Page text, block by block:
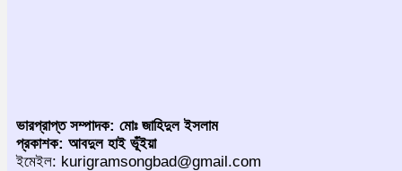
ভারপ্রাপ্ত সম্পাদক: মোঃ জাহিদুল ইসলাম
প্রকাশক: আবদুল হাই ভূঁইয়া
ইমেইল: kurigramsongbad@gmail.com